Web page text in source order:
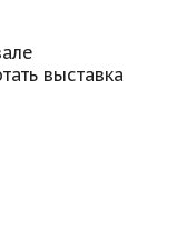
выставка